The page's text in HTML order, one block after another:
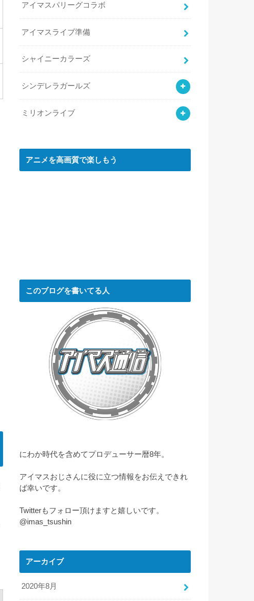
アイマスパリーグコラボ
アイマスライブ準備
シャイニーカラーズ
シンデレラガールズ
ミリオンライブ
アニメを高画質で楽しもう
このブログを書いてる人
にわか時代を含めてプロデューサー暦8年。
アイマスおじさんに役に立つ情報をお伝えできれ
ば幸いです。
Twitterもフォロー頂けますと嬉しいです。
@imas_tsushin
アーカイブ
2020年8月